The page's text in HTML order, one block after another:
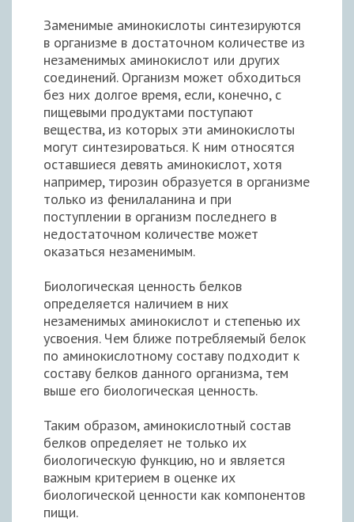
Заменимые аминокислоты синтезируются
в организме в достаточном количестве из
незаменимых аминокислот или других
соединений. Организм может обходиться
без них долгое время, если, конечно, с
пищевыми продуктами поступают
вещества, из которых эти аминокислоты
могут синтезироваться. К ним относятся
оставшиеся девять аминокислот, хотя
например, тирозин образуется в организме
только из фенилаланина и при
поступлении в организм последнего в
недостаточном количестве может
оказаться незаменимым.
Биологическая ценность белков
определяется наличием в них
незаменимых аминокислот и степенью их
усвоения. Чем ближе потребляемый белок
по аминокислотному составу подходит к
составу белков данного организма, тем
выше его биологическая ценность.
Таким образом, аминокислотный состав
белков определяет не только их
биологическую функцию, но и является
важным критерием в оценке их
биологической ценности как компонентов
пищи.